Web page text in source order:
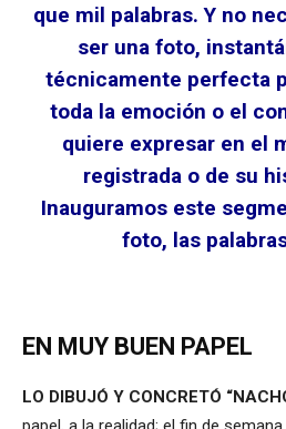
que mil palabras. Y no
ser una foto,
técnicamente perfecta
toda la emoción o el
quiere expresar en el
registrada o de su
Inauguramos este
foto, las
EN MUY BUEN PAPEL
LO DIBUJÓ Y CONCRETÓ